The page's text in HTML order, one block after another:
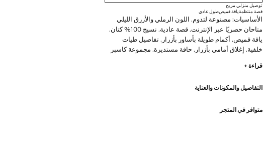
توصيل منزلي مريح
قصة منتظمةياقة قميصطول عادي
الأساسيات: مصنوعة لتدوم. اللون الرملي والأزرق الليلي
متاحان حصريًا عبر الإنترنت. قصة عادية. نسيج 100% كتان.
ياقة قميص. أكمام طويلة بأساور بأزرار. تفاصيل طيات
خلفية. إغلاق أمامي بأزرار. حافة مستديرة. مجموعة كاسبر
بإضافة اختبارات جديدة للمتانة إلى ملابسنا. مصممة بعناية
كلاسيكي
قراءة +
التفاصيل والمكونات والعناية
متوافر في المتجر